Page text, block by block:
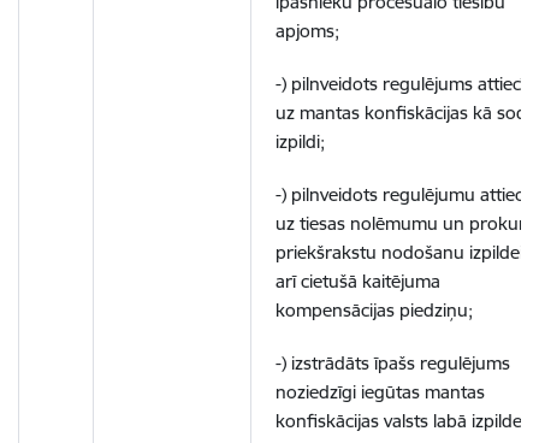
apjoms;
-) pilnveidots regulējums
uz mantas konfiskācijas kā soda
izpildi;
-) pilnveidots regulējumu
uz tiesas nolēmumu un
priekšrakstu nodošanu izpildei,
arī cietušā kaitējuma
kompensācijas piedziņu;
-) izstrādāts īpašs regulējums
noziedzīgi iegūtas mantas
konfiskācijas valsts labā izpildei,